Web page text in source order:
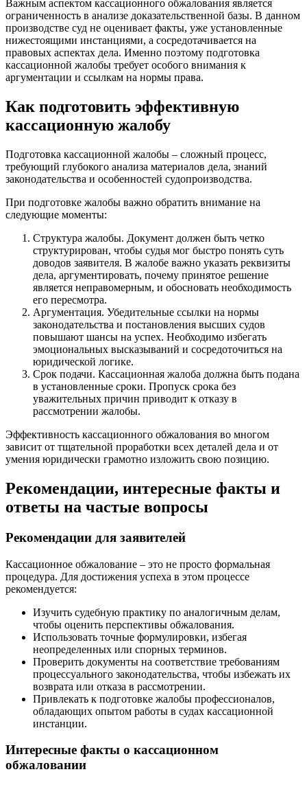
Важным аспектом кассационного обжалования является
ограниченность в анализе доказательственной базы. В данном
производстве суд не оценивает факты, уже установленные
нижестоящими инстанциями, а сосредотачивается на
правовых аспектах дела. Именно поэтому подготовка
кассационной жалобы требует особого внимания к
аргументации и ссылкам на нормы права.
Как подготовить эффективную
кассационную жалобу
Подготовка кассационной жалобы – сложный процесс,
требующий глубокого анализа материалов дела, знаний
законодательства и особенностей судопроизводства.
При подготовке жалобы важно обратить внимание на
следующие моменты:
Структура жалобы. Документ должен быть четко
структурирован, чтобы судья мог быстро понять суть
доводов заявителя. В жалобе важно указать реквизиты
дела, аргументировать, почему принятое решение
является неправомерным, и обосновать необходимость
его пересмотра.
Аргументация. Убедительные ссылки на нормы
законодательства и постановления высших судов
повышают шансы на успех. Необходимо избегать
эмоциональных высказываний и сосредоточиться на
юридической логике.
Срок подачи. Кассационная жалоба должна быть подана
в установленные сроки. Пропуск срока без
уважительных причин приводит к отказу в
рассмотрении жалобы.
Эффективность кассационного обжалования во многом
зависит от тщательной проработки всех деталей дела и от
умения юридически грамотно изложить свою позицию.
Рекомендации, интересные факты и
ответы на частые вопросы
Рекомендации для заявителей
Кассационное обжалование – это не просто формальная
процедура. Для достижения успеха в этом процессе
рекомендуется:
Изучить судебную практику по аналогичным делам,
чтобы оценить перспективы обжалования.
Использовать точные формулировки, избегая
неопределенных или спорных терминов.
Проверить документы на соответствие требованиям
процессуального законодательства, чтобы избежать их
возврата или отказа в рассмотрении.
Привлекать к подготовке жалобы профессионалов,
обладающих опытом работы в судах кассационной
инстанции.
Интересные факты о кассационном
обжаловании